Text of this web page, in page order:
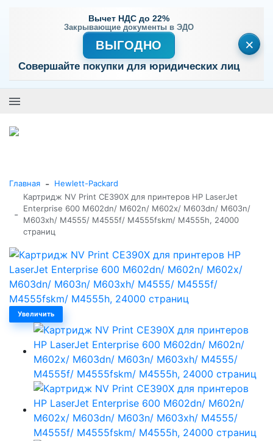
Вычет НДС до 22%
Закрывающие документы в ЭДО
ВЫГОДНО
Совершайте покупки для юридических лиц
×
Главная - Hewlett-Packard
-
Картридж NV Print CE390X для принтеров HP LaserJet
Enterprise 600 M602dn/ M602n/ M602x/ M603dn/ M603n/
M603xh/ M4555/ M4555f/ M4555fskm/ M4555h, 24000
страниц
Увеличить